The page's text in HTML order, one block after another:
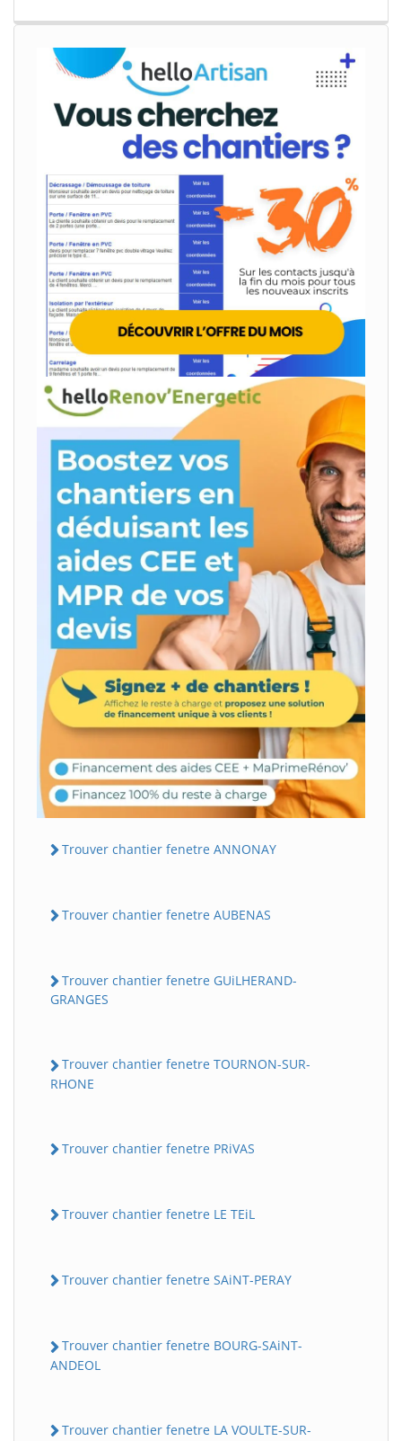
Trouver chantier fenetre ANNONAY
Trouver chantier fenetre AUBENAS
Trouver chantier fenetre GUiLHERAND-
GRANGES
Trouver chantier fenetre TOURNON-SUR-
RHONE
Trouver chantier fenetre PRiVAS
Trouver chantier fenetre LE TEiL
Trouver chantier fenetre SAiNT-PERAY
Trouver chantier fenetre BOURG-SAiNT-
ANDEOL
Trouver chantier fenetre LA VOULTE-SUR-